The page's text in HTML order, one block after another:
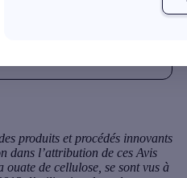
produits et procédés innovants
dans l’attribution de ces Avis
de cellulose, se sont vus à